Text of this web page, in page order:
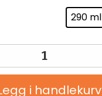
290 ml
i handlekurv